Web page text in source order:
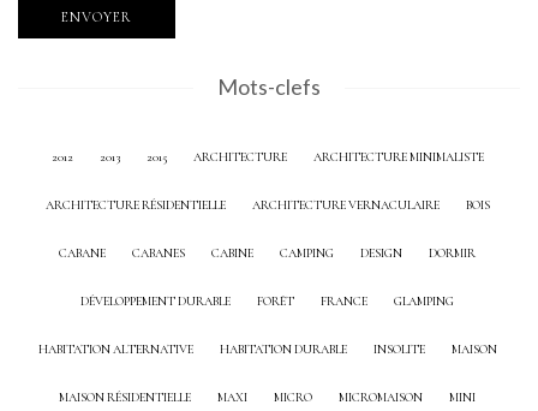
Mots-clefs
2012 2013 2015 ARCHITECTURE ARCHITECTURE MINIMALISTE
ARCHITECTURE RÉSIDENTIELLE ARCHITECTURE VERNACULAIRE BOIS
CABANE CABANES CABINE CAMPING DESIGN DORMIR
DÉVELOPPEMENT DURABLE FORÊT FRANCE GLAMPING
HABITATION ALTERNATIVE HABITATION DURABLE INSOLITE MAISON
MAISON RÉSIDENTIELLE MAXI MICRO MICROMAISON MINI